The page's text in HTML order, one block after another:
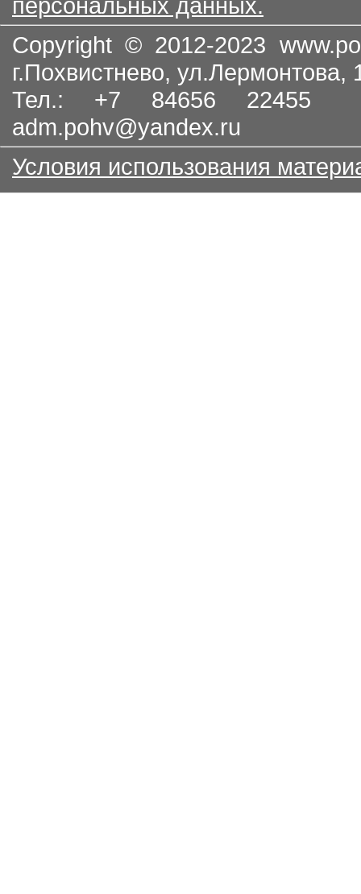
Copyright © 2012-2023
г.Похвистнево, ул.Лермонтова,
Тел.: +7 84656
adm.pohv@yandex.ru
Условия использования